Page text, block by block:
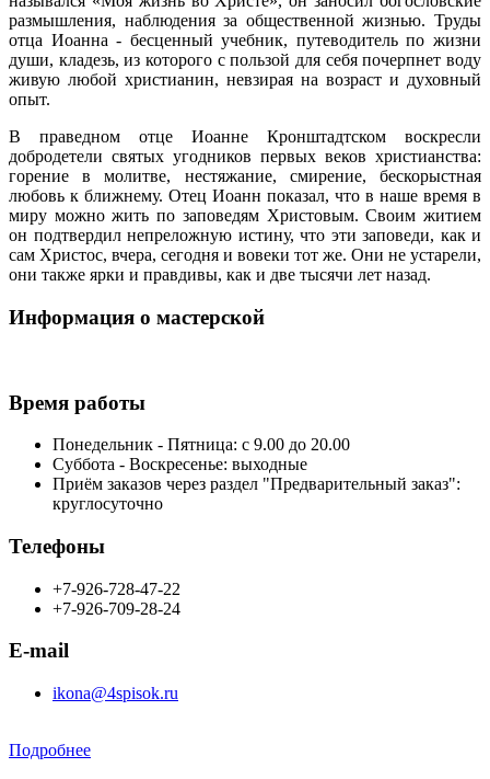
размышления, наблюдения за общественной жизнью. Труды
отца Иоанна - бесценный учебник, путеводитель по жизни
души, кладезь, из которого с пользой для себя почерпнет воду
живую любой христианин, невзирая на возраст и духовный
опыт.
В праведном отце Иоанне Кронштадтском воскресли
добродетели святых угодников первых веков христианства:
горение в молитве, нестяжание, смирение, бескорыстная
любовь к ближнему. Отец Иоанн показал, что в наше время в
миру можно жить по заповедям Христовым. Своим житием
он подтвердил непреложную истину, что эти заповеди, как и
сам Христос, вчера, сегодня и вовеки тот же. Они не устарели,
они также ярки и правдивы, как и две тысячи лет назад.
Информация о мастерской
Время работы
Понедельник - Пятница: с 9.00 до 20.00
Суббота - Воскресенье: выходные
Приём заказов через раздел "Предварительный заказ":
круглосуточно
Телефоны
+7-926-728-47-22
+7-926-709-28-24
E-mail
ikona@4spisok.ru
Подробнее